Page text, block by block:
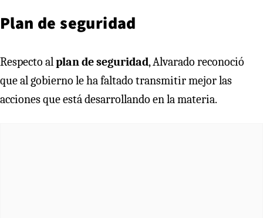
Plan de seguridad
Respecto alplan de seguridad, Alvarado reconoció
que al gobierno le ha faltado transmitir mejor las
acciones que está desarrollando en la materia.